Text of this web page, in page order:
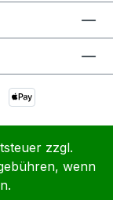
zzgl.
wenn